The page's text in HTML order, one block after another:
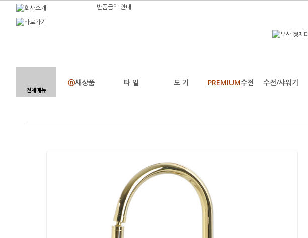
반품금액 안내
전체메뉴
ⓝ새상품 타 일 도 기 PREMIUM수전 수전/샤워기